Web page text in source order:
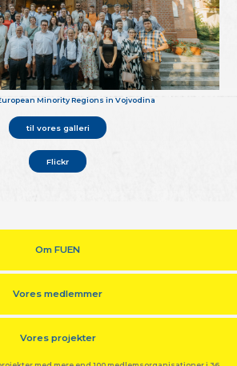
Minority Regions in Vojvodina
til vores galleri
Flickr
Om FUEN
Vores medlemmer
Vores projekter